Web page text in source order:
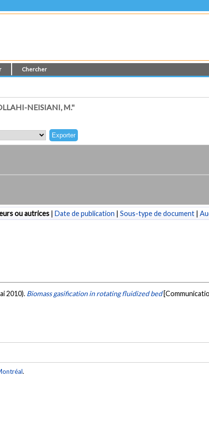
Chercher
NEISIANI, M."
ou autrices | Date de publication | Sous-type de document |
2010). Biomass gasification in rotating fluidized bed
.